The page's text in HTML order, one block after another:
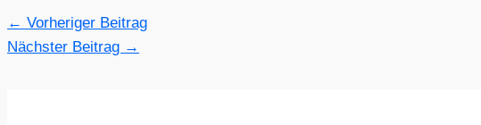
← Vorheriger Beitrag
Nächster Beitrag →